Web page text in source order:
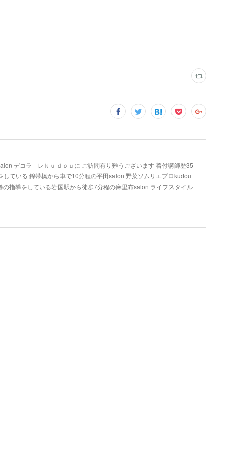
デコラ－レｋｕｄｏｕに ご訪問有り難うございます 着付講師歴35
ている 錦帯橋から車で10分程の平田salon 野菜ソムリエプロkudou
指導をしている岩国駅から徒歩7分程の麻里布salon ライフスタイル